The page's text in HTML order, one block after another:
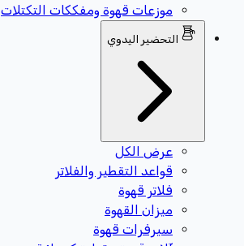
موزعات قهوة ومفككات التكتلات
التحضير اليدوي
عرض الكل
قواعد التقطير والفلاتر
فلاتر قهوة
ميزان القهوة
سيرفرات قهوة